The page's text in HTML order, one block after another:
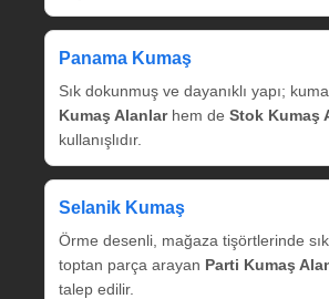
Panama Kumaş
Sık dokunmuş ve dayanıklı yapı;
Kumaş Alanlarhem de Stok Kumaş
kullanışlıdır.
Selanik Kumaş
Örme desenli, mağaza tişörtlerinde
toptan parça arayan Parti Kumaş
talep edilir.